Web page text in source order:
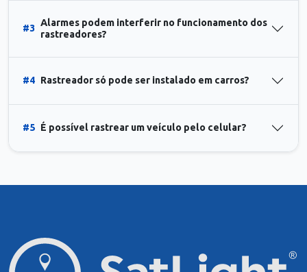
#3
Alarmes podem interferir no funcionamento dos
rastreadores?
#4 Rastreador só pode ser instalado em carros?
#5 É possível rastrear um veículo pelo celular?